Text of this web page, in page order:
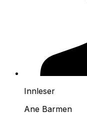
Innleser
Ane Barmen